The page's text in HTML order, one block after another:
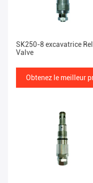
SK250-8 excavatrice
Valve
Obtenez le meilleur